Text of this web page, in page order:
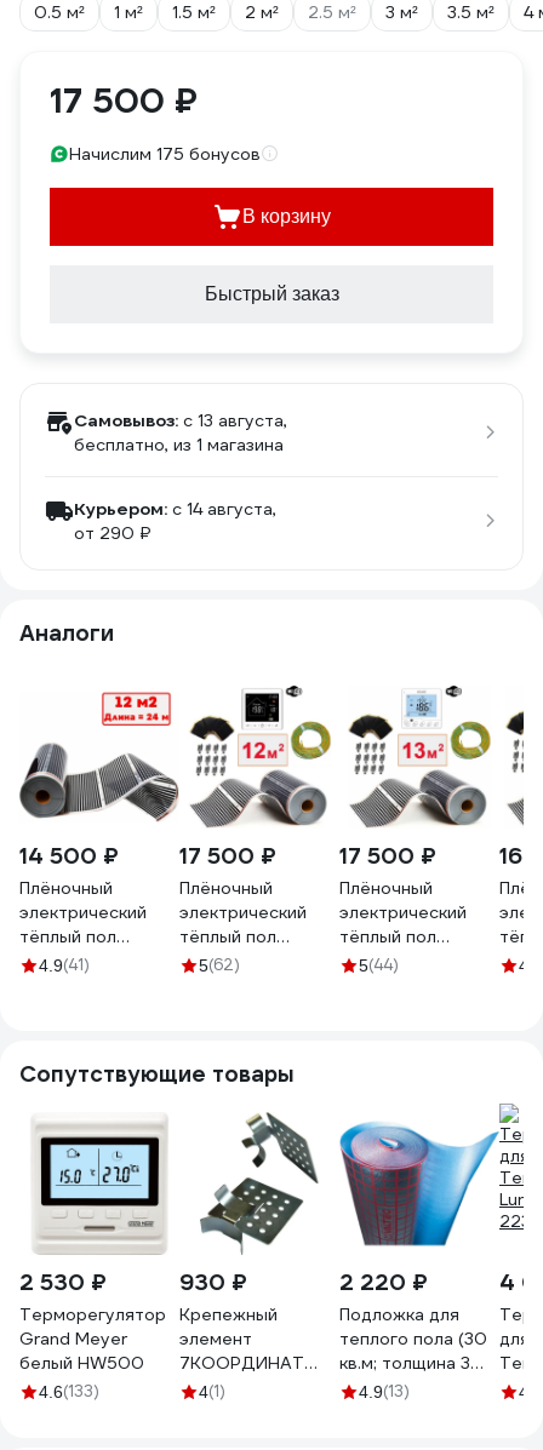
0.5 м²
1 м² 1.5 м² 2 м² 2.5 м² 3 м² 3.5 м² 4
17 500 ₽
Начислим 175 бонусов
В корзину
Быстрый заказ
Самовывоз: c 13 августа,
бесплатно, из 1 магазина
Курьером: c 14 августа,
от 290 ₽
Аналоги
14 500 ₽
Плёночный
электрический
тёплый пол
ТеплоСофт 24
4.9(41)
17 500 ₽
Плёночный
электрический
тёплый пол
ТеплоСофт 12м.кв.
5(62)
17 500 ₽
Плёночный
электрический
тёплый пол
ТеплоСофт 13м.кв
5(44)
16
4.8
Сопутствующие товары
2 530 ₽
Терморегулятор
Grand Meyer
белый HW500
4.6(133)
930 ₽
Крепежный
элемент
7КООРДИНАТ
KBI-RC-ST ОЦ 0,8
4(1)
2 220 ₽
Подложка для
теплого пола (30
кв.м; толщина 3
мм)4.9(13)
4
для
4.9